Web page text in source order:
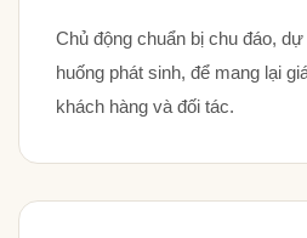
Chủ động chuẩn bị chu đáo,
huống phát sinh, để mang lại
khách hàng và đối tác.